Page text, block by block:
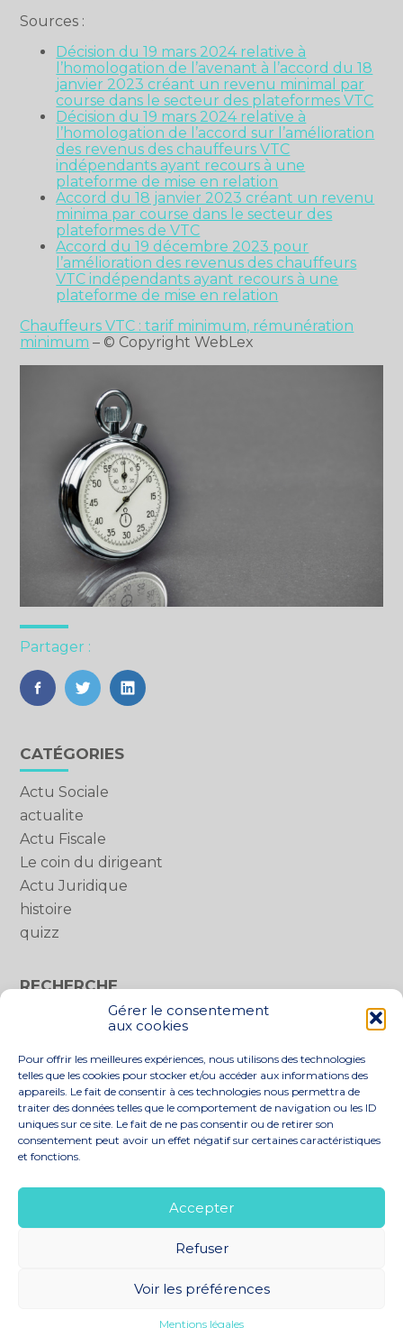
Gérer le consentement
aux cookies
Pour offrir les meilleures expériences, nous utilisons des technologies
telles que les cookies pour stocker et/ou accéder aux informations des
appareils. Le fait de consentir à ces technologies nous permettra de
traiter des données telles que le comportement de navigation ou les ID
uniques sur ce site. Le fait de ne pas consentir ou de retirer son
consentement peut avoir un effet négatif sur certaines caractéristiques
et fonctions.
Accepter
Refuser
Voir les préférences
Mentions légales
Sources :
Décision du 19 mars 2024 relative à
l’homologation de l’avenant à l’accord du 18
janvier 2023 créant un revenu minimal par
course dans le secteur des plateformes VTC
Décision du 19 mars 2024 relative à
l’homologation de l’accord sur l’amélioration
des revenus des chauffeurs VTC
indépendants ayant recours à une
plateforme de mise en relation
Accord du 18 janvier 2023 créant un revenu
minima par course dans le secteur des
plateformes de VTC
Accord du 19 décembre 2023 pour
l’amélioration des revenus des chauffeurs
VTC indépendants ayant recours à une
plateforme de mise en relation
Chauffeurs VTC : tarif minimum, rémunération
minimum – © Copyright WebLex
Partager :
FaceBook
TwitterLinkedIn
Blog
sidebar
CATÉGORIES
Actu Sociale
actualite
Actu Fiscale
Le coin du dirigeant
Actu Juridique
histoire
quizz
RECHERCHE
Rechercher :
Principale
NOS SOLUTIONS
ACTUALITÉS
RECRUTEMENT
CONTACT
MENTIONS LÉGALES
CONCEPTION ET RÉALISATION CLASSE 7